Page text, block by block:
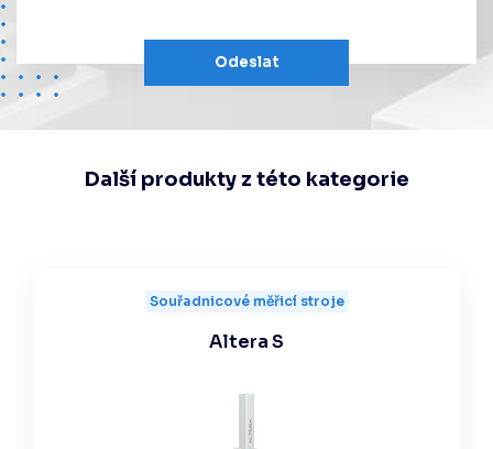
Odeslat
Další produkty z této kategorie
Souřadnicové měřicí stroje
Altera S